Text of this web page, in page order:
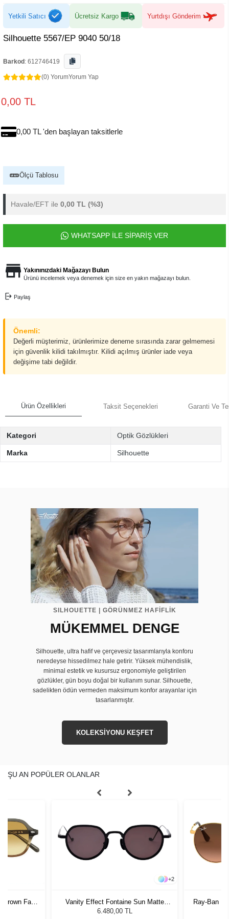
Yetkili Satıcı Ücretsiz Kargo Yurtdışı Gönderim
Silhouette 5567/EP 9040 50/18
Barkod : 612746419
(0) YorumYorum Yap
0,00 TL
0,00 TL 'den başlayan taksitlerle
Ölçü Tablosu
Havale/EFT ile 0,00 TL (%3)
WHATSAPP İLE SİPARİŞ VER
Yakınınızdaki Mağazayı Bulun
Ürünü incelemek veya denemek için size en yakın mağazayı bulun.
Paylaş
Önemli:
Değerli müşterimiz, ürünlerimize deneme sırasında zarar gelmemesi
için güvenlik kilidi takılmıştır. Kilidi açılmış ürünler iade veya
değişime tabi değildir.
Ürün Özellikleri Taksit Seçenekleri Garanti Ve
Kategori Optik Gözlükleri
Marka Silhouette
SILHOUETTE | GÖRÜNMEZ HAFİFLİK
MÜKEMMEL DENGE
Silhouette, ultra hafif ve çerçevesiz tasarımlarıyla konforu
neredeyse hissedilmez hale getirir. Yüksek mühendislik,
minimal estetik ve kusursuz ergonomiyle geliştirilen
gözlükler, gün boyu doğal bir kullanım sunar. Silhouette,
sadelikten ödün vermeden maksimum konfor arayanlar için
tasarlanmıştır.
KOLEKSİYONU KEŞFET
ŞU AN POPÜLER OLANLAR
Fade
+2
Vanity Effect Fontaine Sun Matte
Black/Flame Unisex Güneş Gözlüğü
6.480,00 TL
Ray-Ban